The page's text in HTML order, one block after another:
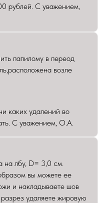
рублей. С уважением,
папилому в переод
возле
каких удалений во
С уважением, О.А.
на лбу, D= 3,0 см.
вы можете ее
и накладываете шов
удаляете жировую